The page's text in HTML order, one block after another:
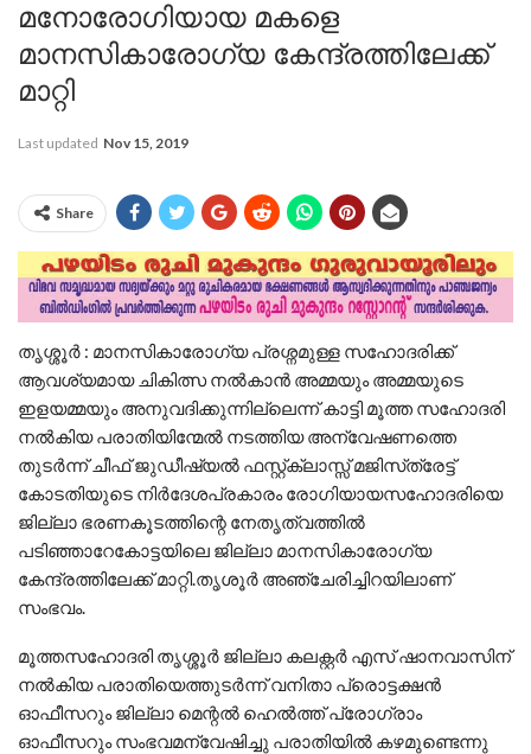
മനോരോഗിയായ മകളെ
മാനസികാരോഗ്യ കേന്ദ്രത്തിലേക്ക്
മാറ്റി
Last updated Nov 15, 2019
Share
തൃശ്ശൂര്‍ : മാനസികാരോഗ്യ പ്രശ്നമുള്ള സഹോദരിക്ക്
ആവശ്യമായ ചികിത്സ നൽകാൻ അമ്മയും അമ്മയുടെ
ഇളയമ്മയും അനുവദിക്കുന്നില്ലെന്ന് കാട്ടി മൂത്ത സഹോദരി
നൽകിയ പരാതിയിന്മേൽ നടത്തിയ അന്വേഷണത്തെ
തുടർന്ന് ചീഫ് ജുഡീഷ്യൽ ഫസ്റ്റ്ക്ലാസ്സ് മജിസ്‌ത്രേട്ട്
കോടതിയുടെ നിർദേശപ്രകാരം രോഗിയായസഹോദരിയെ
ജില്ലാ ഭരണകൂടത്തിന്റെ നേതൃത്വത്തിൽ
പടിഞ്ഞാറേകോട്ടയിലെ ജില്ലാ മാനസികാരോഗ്യ
കേന്ദ്രത്തിലേക്ക് മാറ്റി.തൃശൂർ അഞ്ചേരിച്ചിറയിലാണ്
സംഭവം.
മൂത്തസഹോദരി തൃശ്ശൂർ ജില്ലാ കലക്റ്റർ എസ് ഷാനവാസിന്
നൽകിയ പരാതിയെത്തുടർന്ന് വനിതാ പ്രൊട്ടക്ഷൻ
ഓഫീസറും ജില്ലാ മെന്റൽ ഹെൽത്ത് പ്രോഗ്രാം
ഓഫീസറും സംഭവമന്വേഷിച്ചു പരാതിയിൽ കഴമുണ്ടെന്നു